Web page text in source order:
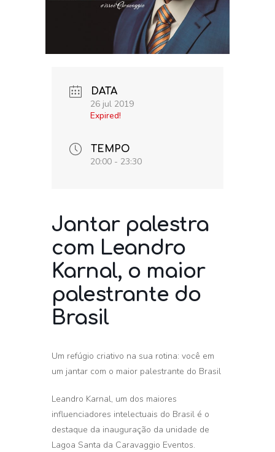
DATA
26 jul 2019
Expired!
TEMPO
20:00 - 23:30
Jantar palestra
com Leandro
Karnal, o maior
palestrante do
Brasil
Um refúgio criativo na sua rotina: você em
um jantar com o maior palestrante do Brasil
Leandro Karnal, um dos maiores
influenciadores intelectuais do Brasil é o
destaque da inauguração da unidade de
Lagoa Santa da Caravaggio Eventos.